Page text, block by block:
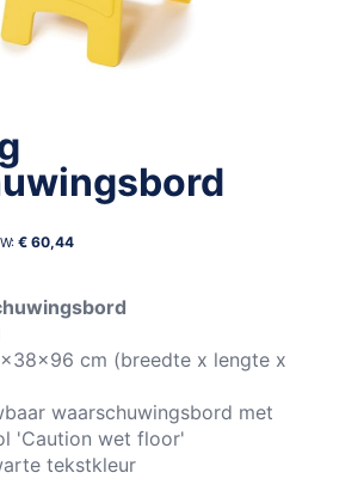
€ 60,44
cm (breedte x lengte x
waarschuwingsbord met
'Caution wet floor'
tekstkleur